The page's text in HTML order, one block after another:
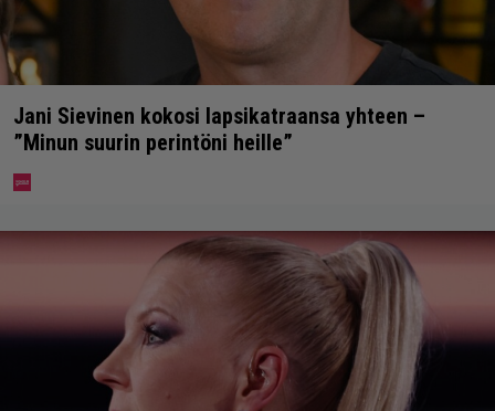
Jani Sievinen kokosi lapsikatraansa yhteen –
”Minun suurin perintöni heille”